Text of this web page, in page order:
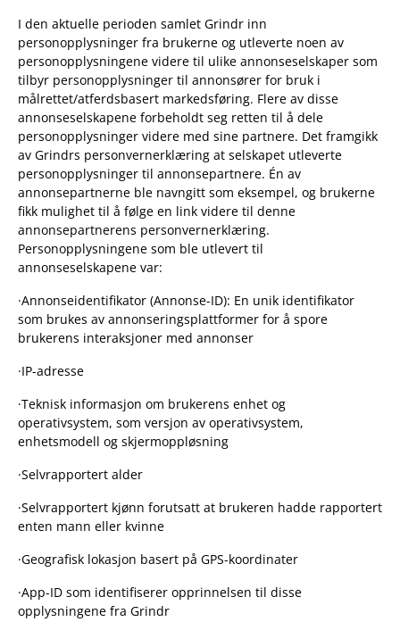
I den aktuelle perioden samlet Grindr inn
personopplysninger fra brukerne og utleverte noen av
personopplysningene videre til ulike annonseselskaper som
tilbyr personopplysninger til annonsører for bruk i
målrettet/atferdsbasert markedsføring. Flere av disse
annonseselskapene forbeholdt seg retten til å dele
personopplysninger videre med sine partnere. Det framgikk
av Grindrs personvernerklæring at selskapet utleverte
personopplysninger til annonsepartnere. Én av
annonsepartnerne ble navngitt som eksempel, og brukerne
fikk mulighet til å følge en link videre til denne
annonsepartnerens personvernerklæring.
Personopplysningene som ble utlevert til
annonseselskapene var:
·Annonseidentifikator (Annonse-ID): En unik identifikator
som brukes av annonseringsplattformer for å spore
brukerens interaksjoner med annonser
·IP-adresse
·Teknisk informasjon om brukerens enhet og
operativsystem, som versjon av operativsystem,
enhetsmodell og skjermoppløsning
·Selvrapportert alder
·Selvrapportert kjønn forutsatt at brukeren hadde rapportert
enten mann eller kvinne
·Geografisk lokasjon basert på GPS-koordinater
·App-ID som identifiserer opprinnelsen til disse
opplysningene fra Grindr